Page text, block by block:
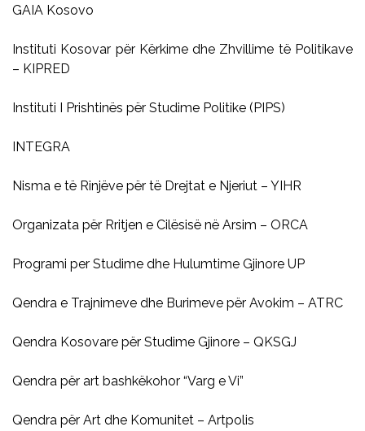
GAIA Kosovo
Instituti Kosovar për Kërkime dhe Zhvillime të Politikave
– KIPRED
Instituti I Prishtinës për Studime Politike (PIPS)
INTEGRA
Nisma e të Rinjëve për të Drejtat e Njeriut – YIHR
Organizata për Rritjen e Cilësisë në Arsim – ORCA
Programi per Studime dhe Hulumtime Gjinore UP
Qendra e Trajnimeve dhe Burimeve për Avokim – ATRC
Qendra Kosovare për Studime Gjinore – QKSGJ
Qendra për art bashkëkohor “Varg e Vi”
Qendra për Art dhe Komunitet – Artpolis